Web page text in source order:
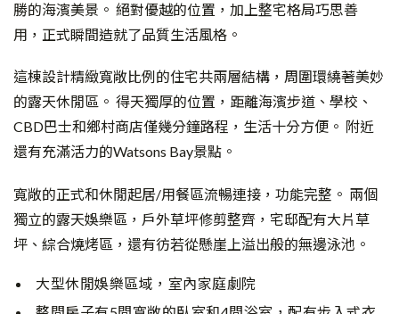
勝的海濱美景。 絕對優越的位置，加上整宅格局巧思善
用，正式瞬間造就了品質生活風格。
這棟設計精緻寬敞比例的住宅共兩層結構，周圍環繞著美妙
的露天休閒區。 得天獨厚的位置，距離海濱步道、學校、
CBD巴士和鄉村商店僅幾分鐘路程，生活十分方便。 附近
還有充滿活力的Watsons Bay景點。
寬敞的正式和休閒起居/用餐區流暢連接，功能完整。 兩個
獨立的露天娛樂區，戶外草坪修剪整齊，宅邸配有大片草
坪、綜合燒烤區，還有彷若從懸崖上溢出般的無邊泳池。
大型休閒娛樂區域，室內家庭劇院